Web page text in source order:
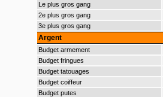
Le plus gros gang
2e plus gros gang
3e plus gros gang
Argent
Budget armement
Budget fringues
Budget tatouages
Budget coiffeur
Budget putes